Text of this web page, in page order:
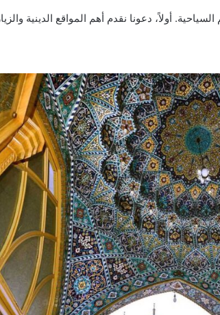
أولاً، دعونا نقدم أهم المواقع الدينية